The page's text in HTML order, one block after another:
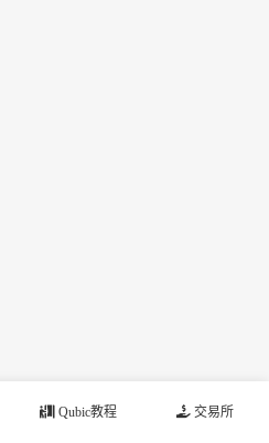
Qubic教程 交易所